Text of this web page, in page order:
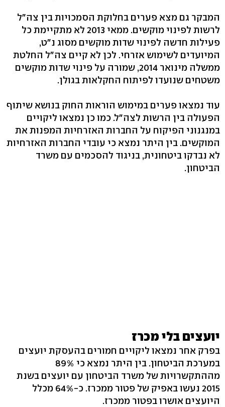
המבקר גם מצא פערים בחלוקת הסמכויות בין צה"ל
לרשות לפינוי מוקשים. ממאי 2013 לא מתקיימת כל
פעילות חדשה לפינוי שדות מוקשים מסוג נ"ט,
המיועדים לשימוש אזרחי. לכן לא קיים צה"ל החלטת
ממשלה מינואר 2014, שמורה על פינוי שדות מוקשים
משטחים שנועדו לפיתוח החקלאות בגולן.
עוד נמצאו פערים במימוש הוראות החוק בנושא שיתוף
הפעולה בין הרשות לצה"ל. כמו כן נמצאו ליקויים
במנגנוני הפיקוח על החברות האזרחיות המפנות את
המוקשים. בין היתר נמצא כי עובדי החברות האזרחיות
לא נבדקו ביטחונית, בניגוד להסכמים עם משרד
הביטחון.
יועצים בלי מכרז
בפרק אחר נמצאו ליקויים חמורים בהעסקת יועצים
במערכת הביטחון. בין היתר נמצא כי 89%
מההתקשרויות של משרד הביטחון עם יועצים בשנת
2015 נעשו באפיק של פטור ממכרז. כ-64% מכלל
היועצים אושרו בפטור ממכרז.